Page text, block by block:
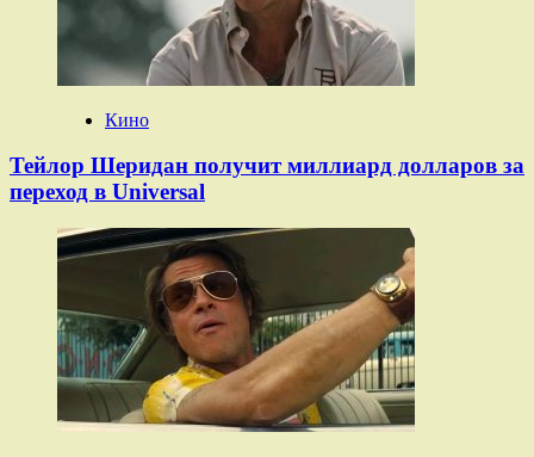
Кино
Тейлор Шеридан получит миллиард долларов за
переход в Universal